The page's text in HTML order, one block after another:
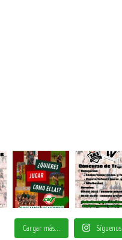
Cargar más... Síguenos